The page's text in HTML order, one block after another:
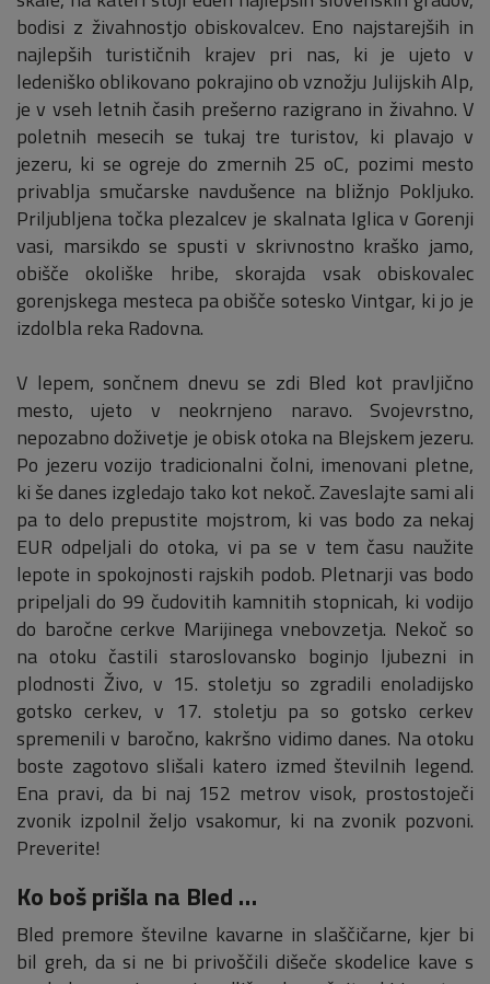
bodisi z živahnostjo obiskovalcev. Eno najstarejših in
najlepših turističnih krajev pri nas, ki je ujeto v
ledeniško oblikovano pokrajino ob vznožju Julijskih Alp,
je v vseh letnih časih prešerno razigrano in živahno. V
poletnih mesecih se tukaj tre turistov, ki plavajo v
jezeru, ki se ogreje do zmernih 25 oC, pozimi mesto
privablja smučarske navdušence na bližnjo Pokljuko.
Priljubljena točka plezalcev je skalnata Iglica v Gorenji
vasi, marsikdo se spusti v skrivnostno kraško jamo,
obišče okoliške hribe, skorajda vsak obiskovalec
gorenjskega mesteca pa obišče sotesko Vintgar, ki jo je
izdolbla reka Radovna.
V lepem, sončnem dnevu se zdi Bled kot pravljično
mesto, ujeto v neokrnjeno naravo. Svojevrstno,
nepozabno doživetje je obisk otoka na Blejskem jezeru.
Po jezeru vozijo tradicionalni čolni, imenovani pletne,
ki še danes izgledajo tako kot nekoč. Zaveslajte sami ali
pa to delo prepustite mojstrom, ki vas bodo za nekaj
EUR odpeljali do otoka, vi pa se v tem času naužite
lepote in spokojnosti rajskih podob. Pletnarji vas bodo
pripeljali do 99 čudovitih kamnitih stopnicah, ki vodijo
do baročne cerkve Marijinega vnebovzetja. Nekoč so
na otoku častili staroslovansko boginjo ljubezni in
plodnosti Živo, v 15. stoletju so zgradili enoladijsko
gotsko cerkev, v 17. stoletju pa so gotsko cerkev
spremenili v baročno, kakršno vidimo danes. Na otoku
boste zagotovo slišali katero izmed številnih legend.
Ena pravi, da bi naj 152 metrov visok, prostostoječi
zvonik izpolnil željo vsakomur, ki na zvonik pozvoni.
Preverite!
Ko boš prišla na Bled …
Bled premore številne kavarne in slaščičarne, kjer bi
bil greh, da si ne bi privoščili dišeče skodelice kave s